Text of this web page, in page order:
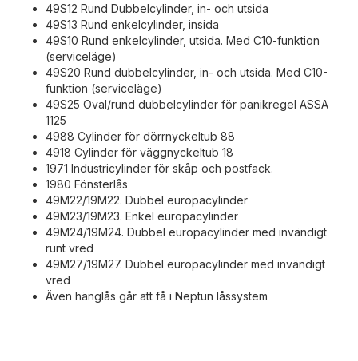
49S12 Rund Dubbelcylinder, in- och utsida
49S13 Rund enkelcylinder, insida
49S10 Rund enkelcylinder, utsida. Med C10-funktion
(serviceläge)
49S20 Rund dubbelcylinder, in- och utsida. Med C10-
funktion (serviceläge)
49S25 Oval/rund dubbelcylinder för panikregel ASSA
1125
4988 Cylinder för dörrnyckeltub 88
4918 Cylinder för väggnyckeltub 18
1971 Industricylinder för skåp och postfack.
1980 Fönsterlås
49M22/19M22. Dubbel europacylinder
49M23/19M23. Enkel europacylinder
49M24/19M24. Dubbel europacylinder med invändigt
runt vred
49M27/19M27. Dubbel europacylinder med invändigt
vred
Även hänglås går att få i Neptun låssystem